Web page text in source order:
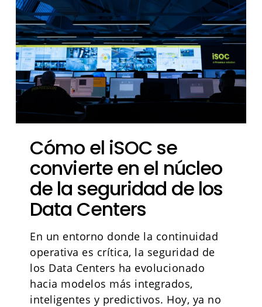
Cómo el iSOC se
convierte en el núcleo
de la seguridad de los
Data Centers
En un entorno donde la continuidad
operativa es crítica, la seguridad de
los Data Centers ha evolucionado
hacia modelos más integrados,
inteligentes y predictivos. Hoy, ya no